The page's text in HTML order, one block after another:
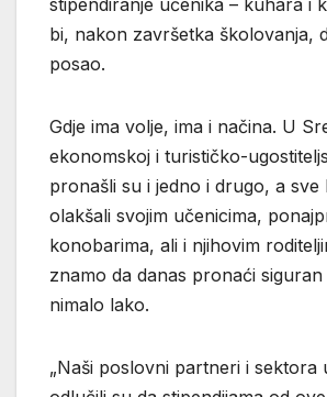
bi, nakon završetka školovanja,
posao.
Gdje ima volje, ima i načina. U
ekonomskoj i turističko-
pronašli su i jedno i drugo, a sve
olakšali svojim učenicima,
konobarima, ali i njihovim
znamo da danas pronaći siguran
nimalo lako.
„Naši poslovni partneri i sektora